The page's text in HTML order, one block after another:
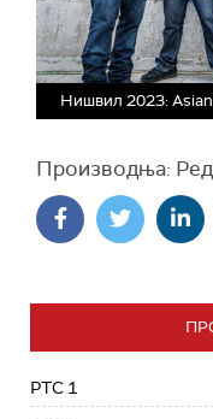
Нишвил 2023:
Производња:
РТС 1